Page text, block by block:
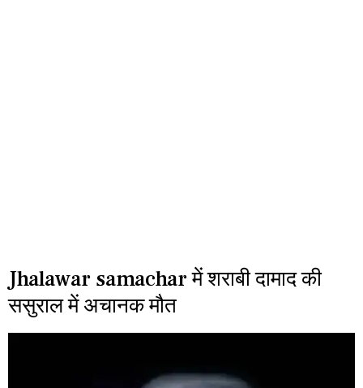
Jhalawar samachar में शराबी दामाद की
ससुराल में अचानक मौत